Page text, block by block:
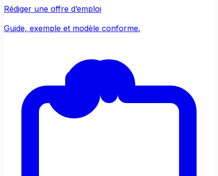
Rédiger une offre d’emploi
Guide, exemple et modèle conforme.